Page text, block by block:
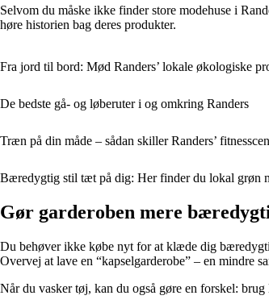
Selvom du måske ikke finder store modehuse i
høre historien bag deres produkter.
Fra jord til bord: Mød Randers’ lokale økologiske
De bedste gå- og løberuter i og omkring Randers
Træn på din måde – sådan skiller Randers’
Bæredygtig stil tæt på dig: Her finder du lokal grøn
Gør garderoben mere
Du behøver ikke købe nyt for at klæde dig
Overvej at lave en “kapselgarderobe” – en mindre
Når du vasker tøj, kan du også gøre en forskel: